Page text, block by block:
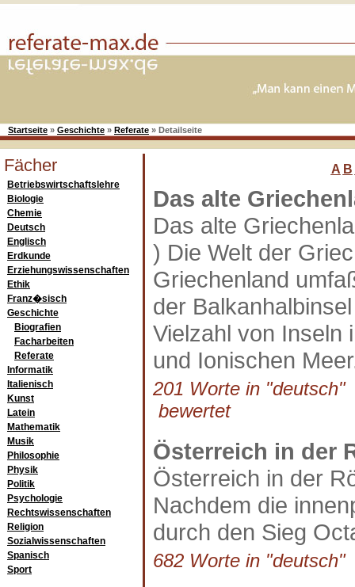
Startseite » Geschichte » Referate » Detailseite
Fächer
Betriebswirtschaftslehre
Biologie
Chemie
Deutsch
Englisch
Erdkunde
Erziehungswissenschaften
Ethik
Franz�sisch
Geschichte
Biografien
Facharbeiten
Referate
Informatik
Italienisch
Kunst
Latein
Mathematik
Musik
Philosophie
Physik
Politik
Psychologie
Rechtswissenschaften
Religion
Sozialwissenschaften
Spanisch
Sport
A B
Das alte
Das alte
) Die Welt der
Griechenland
der
Vielzahl von Inseln
und Ionischen
201 Worte in
bewertet
Österreich in der
Österreich in der
Nachdem die
durch den Sieg
682 Worte in